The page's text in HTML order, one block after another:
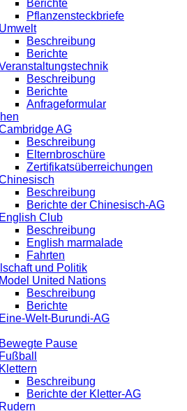
Berichte
Pflanzensteckbriefe
Umwelt
Beschreibung
Berichte
Beschreibung
Berichte
Anfrageformular
AG
Beschreibung
Elternbroschüre
Zertifikatsüberreichungen
Beschreibung
Berichte der Chinesisch-AG
English Club
Beschreibung
English marmalade
Fahrten
und Politik
Model United Nations
Beschreibung
Berichte
Eine-Welt-Burundi-AG
Bewegte Pause
Fußball
Klettern
Beschreibung
Berichte der Kletter-AG
Rudern